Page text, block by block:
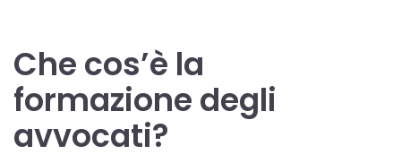
Che cos’è la
formazione degli
avvocati?